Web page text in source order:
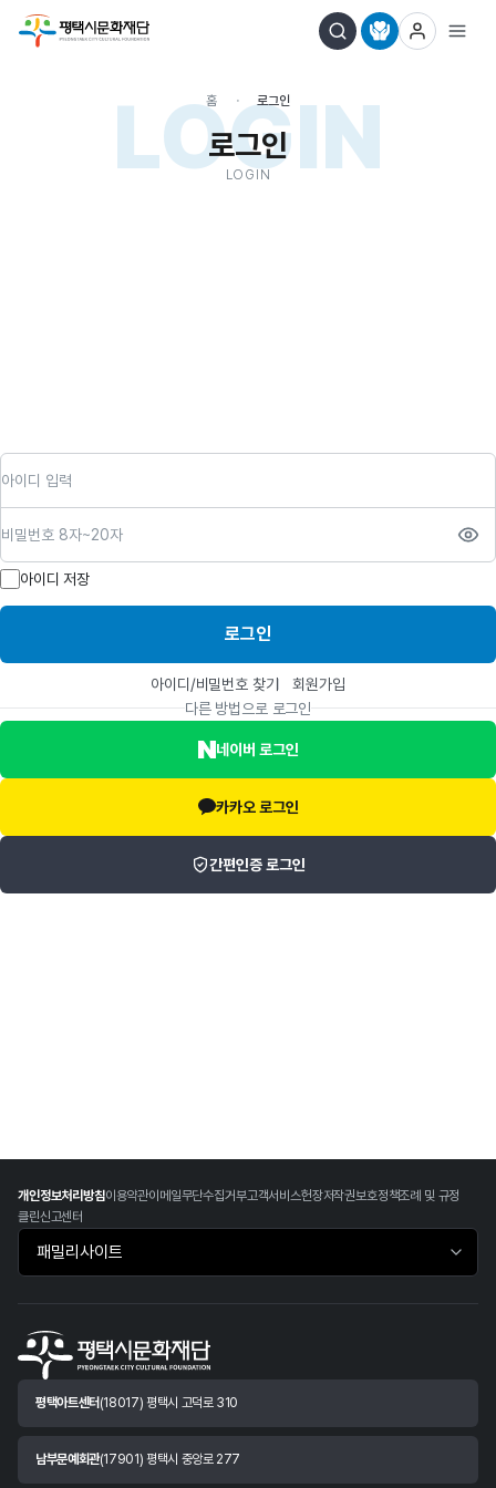
LOGIN
홈 로그인
로그인
LOGIN
아이디 저장
로그인
아이디/비밀번호 찾기
회원가입
다른 방법으로 로그인
네이버 로그인
카카오 로그인
간편인증 로그인
개인정보처리방침이용약관이메일무단수집거부고객서비스헌장저작권보호정책조례 및 규정
클린신고센터
패밀리사이트 바로가기
평택아트센터 (18017) 평택시 고덕로 310
남부문예회관(17901) 평택시 중앙로 277